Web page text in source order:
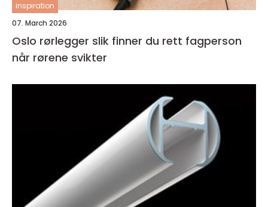
inspiration
07. March 2026
Oslo rørlegger slik finner du rett fagperson
når rørene svikter